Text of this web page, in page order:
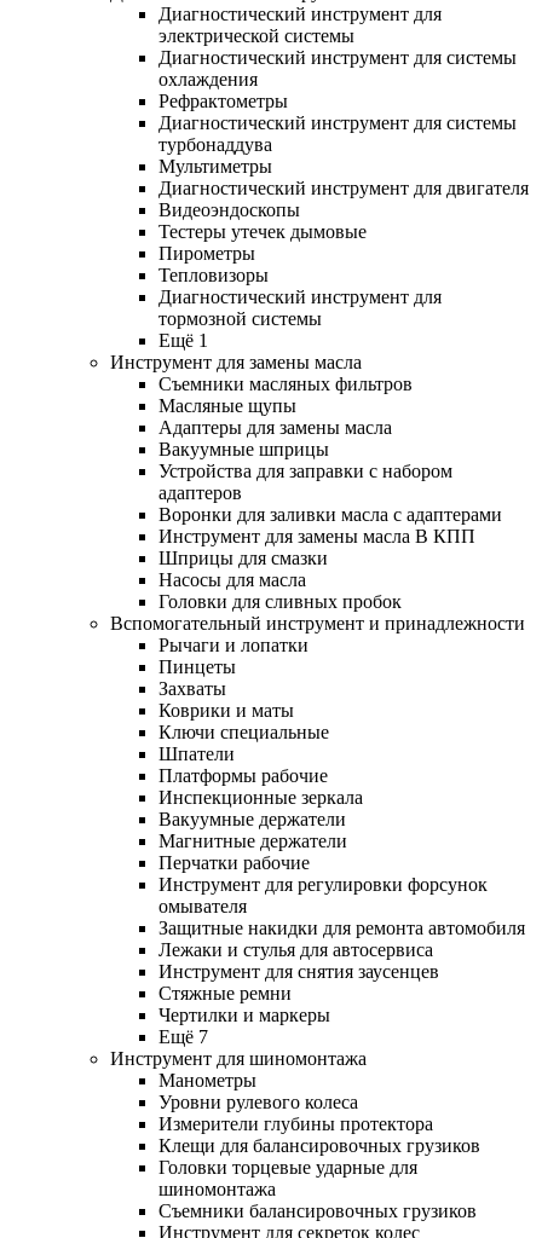
Диагностический инструмент для
электрической системы
Диагностический инструмент для системы
охлаждения
Рефрактометры
Диагностический инструмент для системы
турбонаддува
Мультиметры
Диагностический инструмент для двигателя
Видеоэндоскопы
Тестеры утечек дымовые
Пирометры
Тепловизоры
Диагностический инструмент для
тормозной системы
Ещё 1
Инструмент для замены масла
Съемники масляных фильтров
Масляные щупы
Адаптеры для замены масла
Вакуумные шприцы
Устройства для заправки с набором
адаптеров
Воронки для заливки масла с адаптерами
Инструмент для замены масла В КПП
Шприцы для смазки
Насосы для масла
Головки для сливных пробок
Вспомогательный инструмент и принадлежности
Рычаги и лопатки
Пинцеты
Захваты
Коврики и маты
Ключи специальные
Шпатели
Платформы рабочие
Инспекционные зеркала
Вакуумные держатели
Магнитные держатели
Перчатки рабочие
Инструмент для регулировки форсунок
омывателя
Защитные накидки для ремонта автомобиля
Лежаки и стулья для автосервиса
Инструмент для снятия заусенцев
Стяжные ремни
Чертилки и маркеры
Ещё 7
Инструмент для шиномонтажа
Манометры
Уровни рулевого колеса
Измерители глубины протектора
Клещи для балансировочных грузиков
Головки торцевые ударные для
шиномонтажа
Съемники балансировочных грузиков
Инструмент для секреток колес